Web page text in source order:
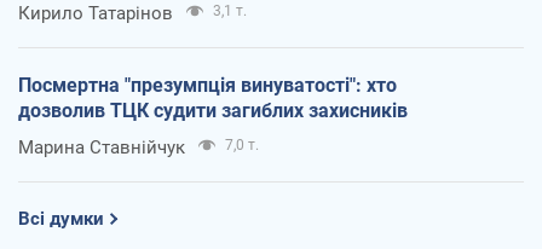
Кирило Татарінов 3,1 т.
Посмертна "презумпція винуватості": хто
дозволив ТЦК судити загиблих захисників
Марина Ставнійчук 7,0 т.
Всі думки